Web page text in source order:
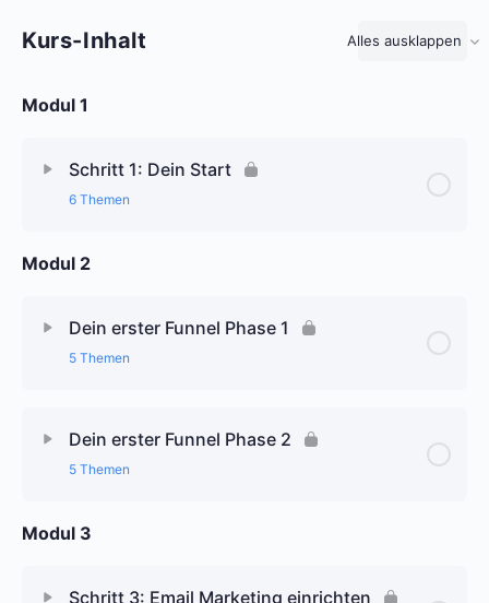
Kurs-Inhalt Alles ausklappen
Lektionen
Modul 1
Schritt 1: Dein Start
6 Themen
Modul 2
Dein erster Funnel Phase 1
5 Themen
Dein erster Funnel Phase 2
5 Themen
Modul 3
Schritt 3: Email Marketing einrichten